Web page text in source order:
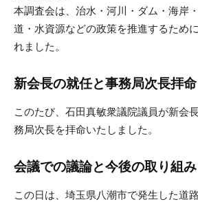
本調査会は、治水・河川・ダム・海岸
道・水資源などの政策を推進するため
れました。
新会長の就任と事務局次長拝命
このたび、石田真敏衆議院議員が新会
務局次長を拝命いたしました。
会議での議論と今後の取り組み
この日は、埼玉県八潮市で発生した道